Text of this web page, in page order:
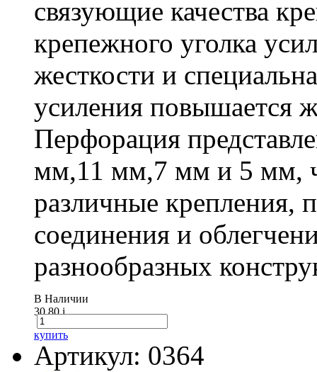
связующие качества
крепежного уголка
жесткости и
усиления повышается
Перфорация
мм,11 мм,7 мм и 5 мм,
различные
соединения и
разнообразных
В Наличии
30.80i
купить
Артикул: 0364